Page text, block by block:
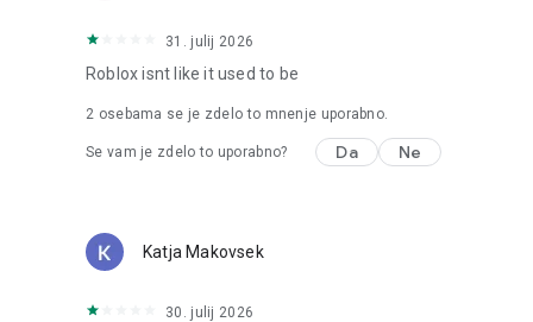
31. julij 2026
Roblox isnt like it used to be
2 osebama se je zdelo to mnenje uporabno.
Se vam je zdelo to uporabno? Da Ne
Katja Makovsek
30. julij 2026